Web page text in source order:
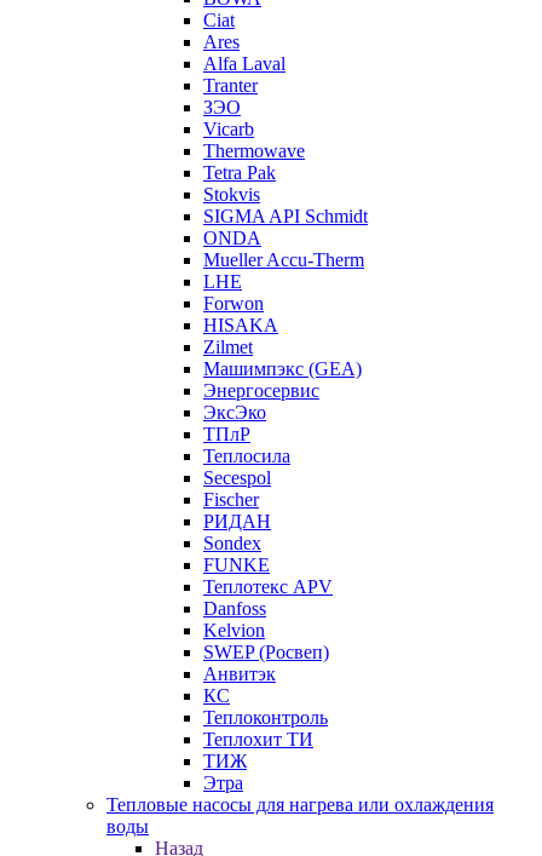
Ciat
Ares
Alfa Laval
Tranter
ЗЭО
Vicarb
Thermowave
Tetra Pak
Stokvis
SIGMA API Schmidt
ONDA
Mueller Accu-Therm
LHE
Forwon
HISAKA
Zilmet
Машимпэкс (GEA)
Энергосервис
ЭксЭко
ТПлР
Теплосила
Secespol
Fischer
РИДАН
Sondex
FUNKE
Теплотекс APV
Danfoss
Kelvion
SWEP (Росвеп)
Анвитэк
КС
Теплоконтроль
Теплохит ТИ
ТИЖ
Этра
Тепловые насосы для нагрева или охлаждения
воды
Назад